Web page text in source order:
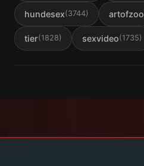
hundesex(3744) artofzoo
tier(1828) sexvideo(1735)